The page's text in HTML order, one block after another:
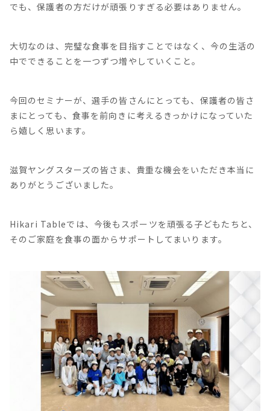
でも、保護者の方だけが頑張りすぎる必要はありません。
大切なのは、完璧な食事を目指すことではなく、今の生活の
中でできることを一つずつ増やしていくこと。
今回のセミナーが、選手の皆さんにとっても、保護者の皆さ
まにとっても、食事を前向きに考えるきっかけになっていた
ら嬉しく思います。
滋賀ヤングスターズの皆さま、貴重な機会をいただき本当に
ありがとうございました。
Hikari Tableでは、今後もスポーツを頑張る子どもたちと、
そのご家庭を食事の面からサポートしてまいります。